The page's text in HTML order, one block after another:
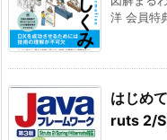
洋 会員特
はじめ
ruts 2/